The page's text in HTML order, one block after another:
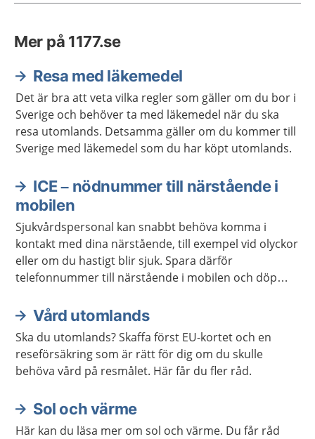
Mer på 1177.se
Resa med läkemedel
Det är bra att veta vilka regler som gäller om du bor i
Sverige och behöver ta med läkemedel när du ska
resa utomlands. Detsamma gäller om du kommer till
Sverige med läkemedel som du har köpt utomlands.
ICE – nödnummer till närstående i
mobilen
Sjukvårdspersonal kan snabbt behöva komma i
kontakt med dina närstående, till exempel vid olyckor
eller om du hastigt blir sjuk. Spara därför
telefonnummer till närstående i mobilen och döp
Vård utomlands
Ska du utomlands? Skaffa först EU-kortet och en
reseförsäkring som är rätt för dig om du skulle
behöva vård på resmålet. Här får du fler råd.
Sol och värme
Här kan du läsa mer om sol och värme. Du får råd